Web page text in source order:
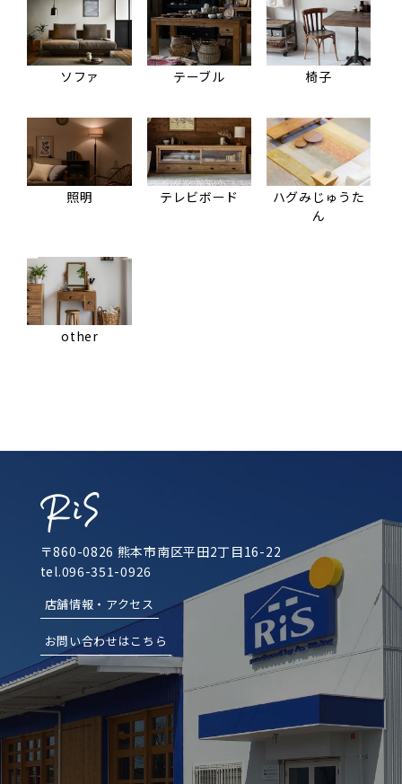
ソファ テーブル 椅子
照明 テレビボード
ハグみじゅうた
ん
other
〒860-0826 熊本市南区平田2丁目16-22
tel.096-351-0926
店舗情報・アクセス
お問い合わせはこちら